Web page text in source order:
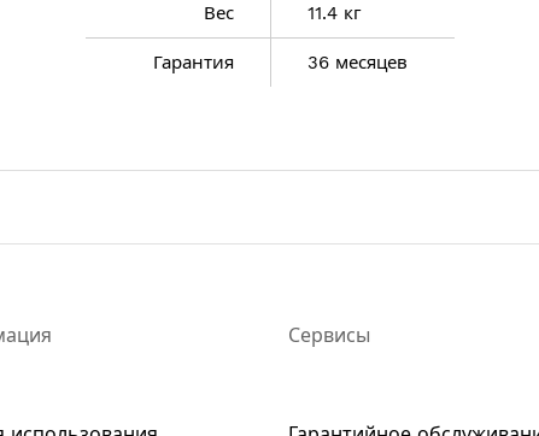
аккумуляторных батарей с рабочим
Вес 11.4 кг
Гарантия 36 месяцев
Сервисы